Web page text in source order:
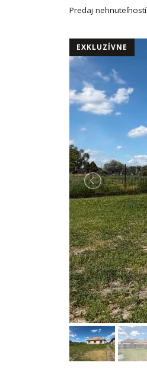
Predaj nehnuteľností
EXKLUZÍVNE